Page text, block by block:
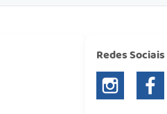
Redes Sociais